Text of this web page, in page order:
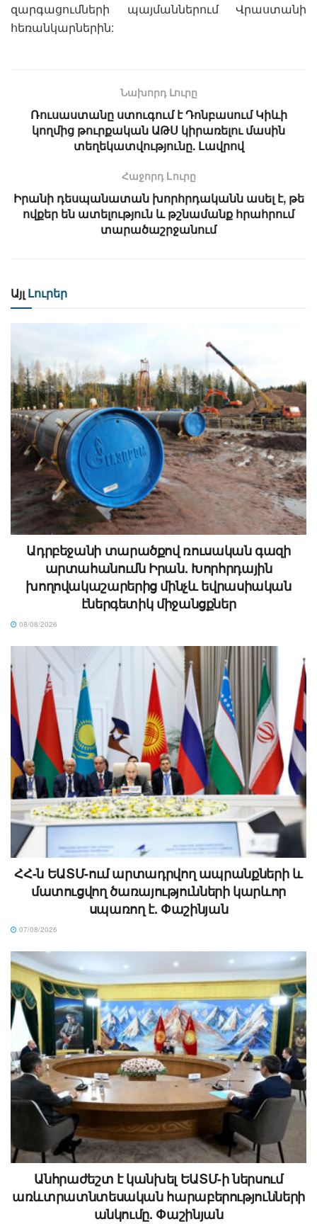
զարգացումների պայմաններում Վրաստանի
հեռանկարներին:
Նախորդ Լուրը
Ռուսաստանը ստուգում է Դոնբասում Կիևի
կողմից թուրքական ԱԹՍ կիրառելու մասին
տեղեկատվությունը. Լավրով
Հաջորդ Lուրը
Իրանի դեսպանատան խորհրդականն ասել է, թե
ովքեր են ատելություն և թշնամանք հրահրում
տարածաշրջանում
Այլ Լուրեր
Ադրբեջանի տարածքով ռուսական գազի
արտահանումն Իրան. Խորհրդային
խողովակաշարերից մինչև եվրասիական
էներգետիկ միջանցքներ
08/08/2026
ՀՀ-ն ԵԱՏՄ-ում արտադրվող ապրանքների և
մատուցվող ծառայությունների կարևոր
սպառող է. Փաշինյան
07/08/2026
Անհրաժեշտ է կանխել ԵԱՏՄ-ի ներսում
առևտրատնտեսական հարաբերությունների
անկումը. Փաշինյան